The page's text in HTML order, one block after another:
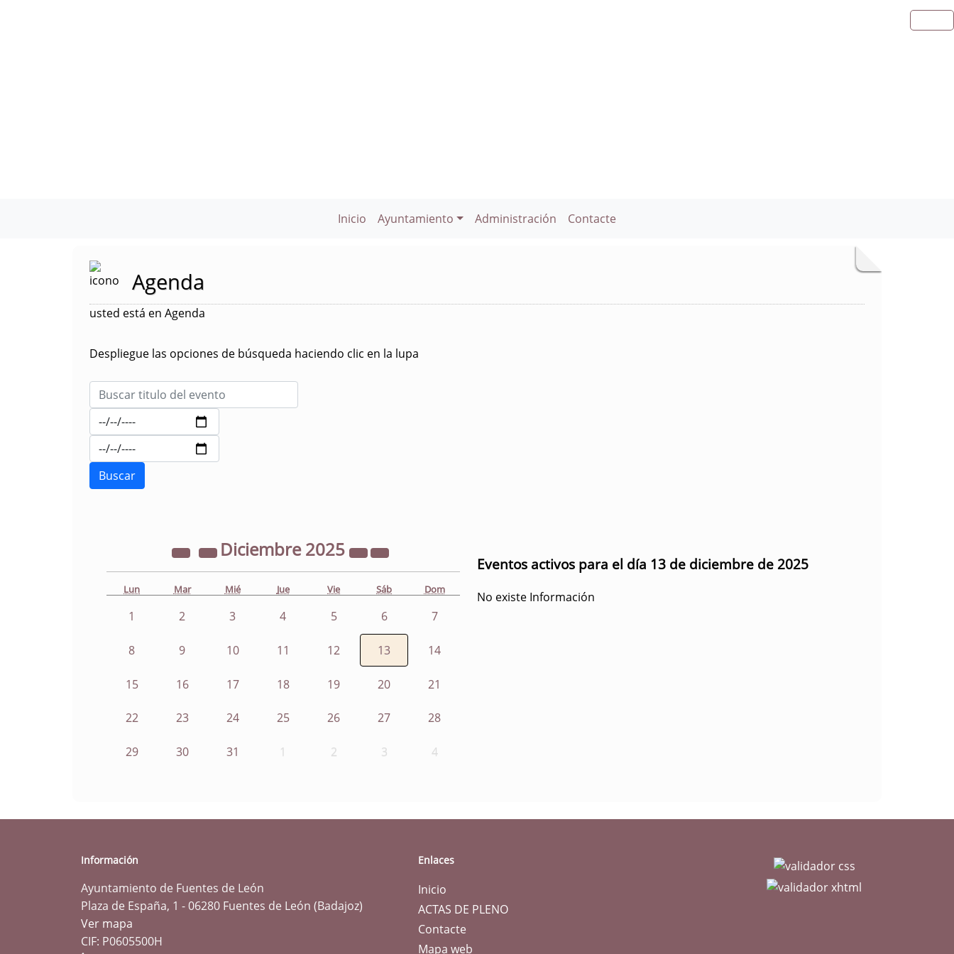
Inicio Ayuntamiento Administración Contacte
Agenda
usted está en Agenda
Despliegue las opciones de búsqueda haciendo clic en la lupa
Diciembre2025
Lun Mar Mié Jue Vie Sáb Dom
1 2 3 4 5 6 7
8 9 10 11 12 13 14
15 16 17 18 19 20 21
22 23 24 25 26 27 28
29 30 31 1 2 3 4
Eventos activos para el día 13 de diciembre de 2025
No existe Información
Información
Ayuntamiento de Fuentes de León
Plaza de España, 1 - 06280 Fuentes de León (Badajoz)
Ver mapa
CIF: P0605500H
Enlaces
Inicio
ACTAS DE PLENO
Contacte
Mapa web